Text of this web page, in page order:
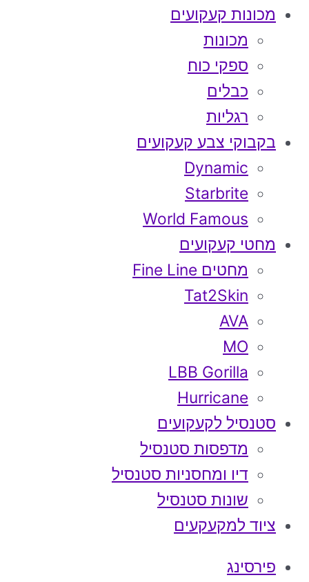
מכונות קעקועים
מכונות
ספקי כוח
כבלים
רגליות
בקבוקי צבע קעקועים
Dynamic
Starbrite
World Famous
מחטי קעקועים
מחטים Fine Line
Tat2Skin
AVA
MO
LBB Gorilla
Hurricane
סטנסיל לקעקועים
מדפסות סטנסיל
דיו ומחסניות סטנסיל
שונות סטנסיל
ציוד למקעקעים
פירסינג